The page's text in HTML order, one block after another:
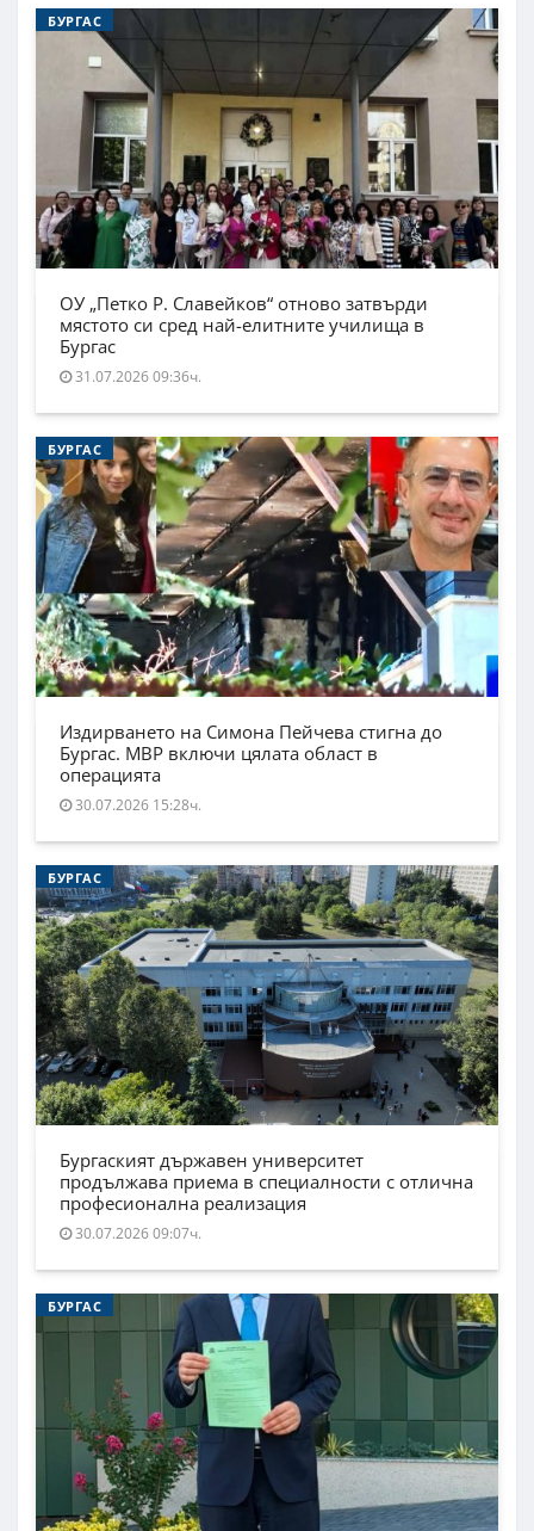
БУРГАС
ОУ „Петко Р. Славейков“ отново затвърди
мястото си сред най-елитните училища в
Бургас
31.07.2026 09:36ч.
БУРГАС
Издирването на Симона Пейчева стигна до
Бургас. МВР включи цялата област в
операцията
30.07.2026 15:28ч.
БУРГАС
Бургаският държавен университет
продължава приема в специалности с отлична
професионална реализация
30.07.2026 09:07ч.
БУРГАС